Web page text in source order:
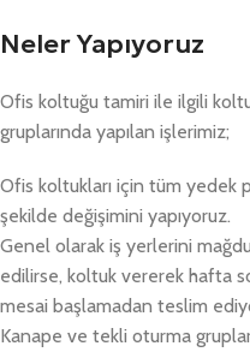
Neler Yapıyoruz
Ofis koltuğu tamiri ile ilgili
gruplarında yapılan işlerimiz;
Ofis koltukları için tüm yedek
şekilde değişimini yapıyoruz.
Genel olarak iş yerlerini
edilirse, koltuk vererek hafta
mesai başlamadan teslim
Kanape ve tekli oturma